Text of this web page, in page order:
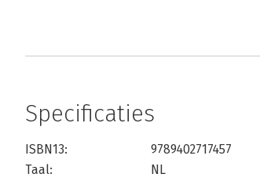
Specificaties
ISBN13:
9789402717457
Taal:
NL